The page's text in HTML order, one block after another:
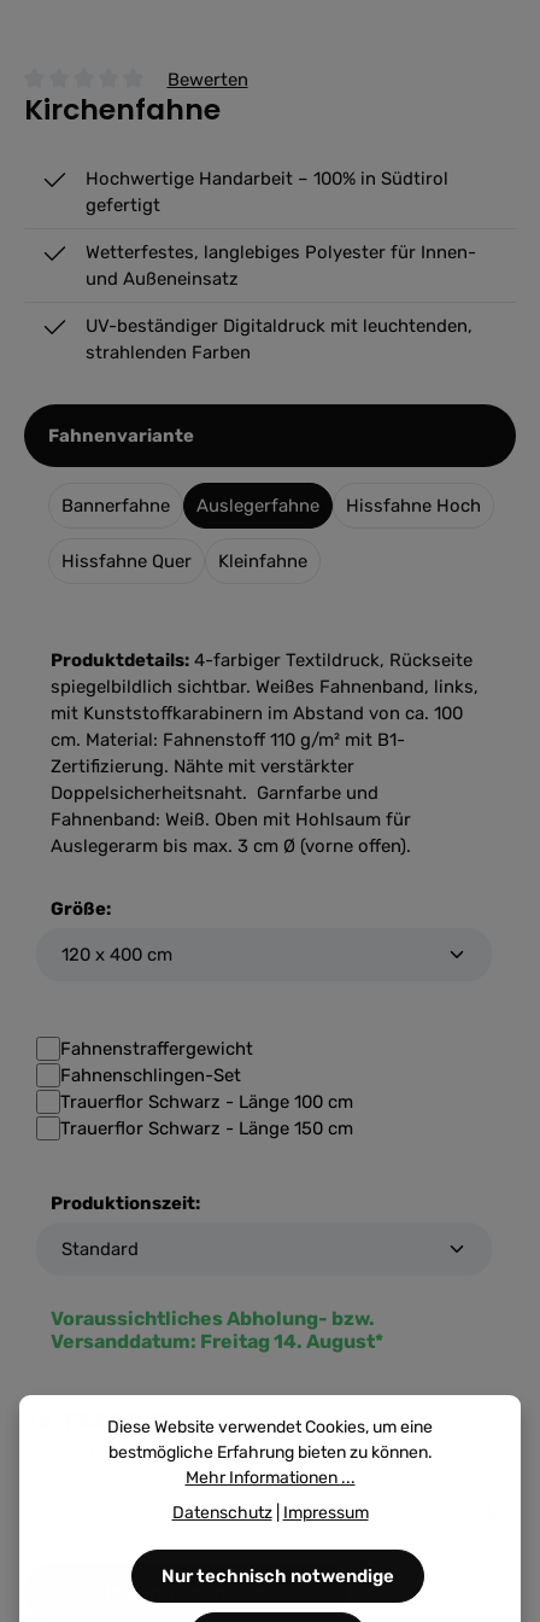
Durchschnittliche Bewertung von 0 von 5 Sternen
Bewerten
Kirchenfahne
Hochwertige Handarbeit – 100% in Südtirol
gefertigt
Wetterfestes, langlebiges Polyester für Innen-
und Außeneinsatz
UV-beständiger Digitaldruck mit leuchtenden,
strahlenden Farben
Fahnenvarianteauswählen
Bannerfahne Auslegerfahne Hissfahne Hoch
Hissfahne Quer Kleinfahne
Produktdetails: 4-farbiger Textildruck, Rückseite
spiegelbildlich sichtbar. Weißes Fahnenband, links,
mit Kunststoffkarabinern im Abstand von ca. 100
cm. Material: Fahnenstoff 110 g/m² mit B1-
Zertifizierung. Nähte mit verstärkter
Doppelsicherheitsnaht. Garnfarbe und
Fahnenband: Weiß. Oben mit Hohlsaum für
Auslegerarm bis max. 3 cm Ø (vorne offen).
Größe:
Fahnenstraffergewicht
Fahnenschlingen-Set
Trauerflor Schwarz - Länge 100 cm
Trauerflor Schwarz - Länge 150 cm
Produktionszeit:
Voraussichtliches Abholung- bzw.
Versanddatum: Freitag 14. August*
Produkt Anzahl: Gib den gewünschten Wert ein
In den Warenkorb
135,90 €
Preise inkl. MwSt. zzgl. Versandkosten
Diese Website verwendet Cookies, um eine
bestmögliche Erfahrung bieten zu können.
Mehr Informationen ...
Datenschutz| Impressum
Nur technisch notwendige